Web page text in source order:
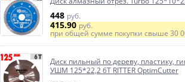
448 руб.
415.90руб.
при общей сумме покупки свыше 30
Диск пильный по дереву, пластику,
УШМ 125*22,2 6T RITTER OptimCutter